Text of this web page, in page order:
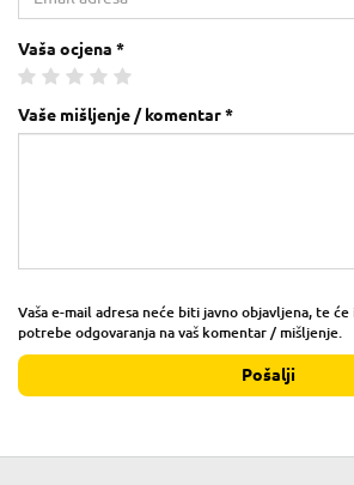
Vaša ocjena *
Vaše mišljenje / komentar *
Vaša e-mail adresa neće biti javno objavljena, te
potrebe odgovaranja na vaš komentar / mišljenje.
Pošalji